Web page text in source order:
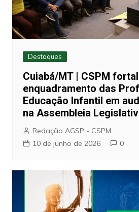
Destaques
Cuiabá/MT | CSPM
enquadramento das
Educação Infantil em
na Assembleia
Redação AGSP - CSPM
10 de junho de 2026
0